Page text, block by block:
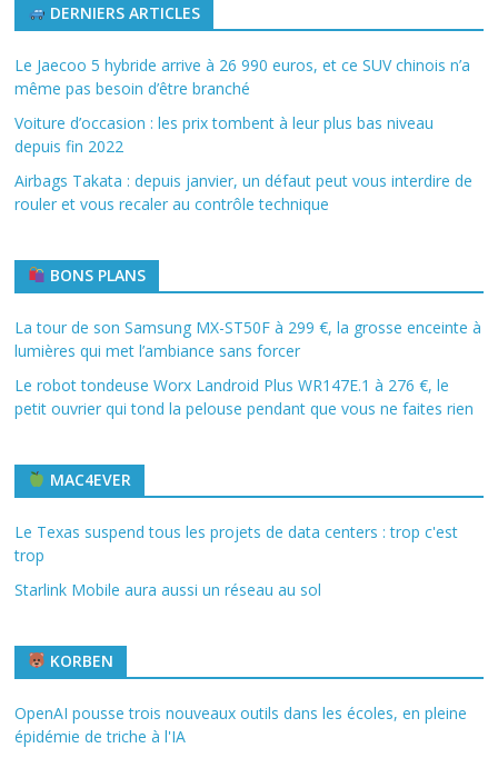
DERNIERS ARTICLES
Le Jaecoo 5 hybride arrive à 26 990 euros, et ce SUV chinois n’a
même pas besoin d’être branché
Voiture d’occasion : les prix tombent à leur plus bas niveau
depuis fin 2022
Airbags Takata : depuis janvier, un défaut peut vous interdire de
rouler et vous recaler au contrôle technique
BONS PLANS
La tour de son Samsung MX-ST50F à 299 €, la grosse enceinte à
lumières qui met l’ambiance sans forcer
Le robot tondeuse Worx Landroid Plus WR147E.1 à 276 €, le
petit ouvrier qui tond la pelouse pendant que vous ne faites rien
MAC4EVER
Le Texas suspend tous les projets de data centers : trop c'est
trop
Starlink Mobile aura aussi un réseau au sol
KORBEN
OpenAI pousse trois nouveaux outils dans les écoles, en pleine
épidémie de triche à l'IA